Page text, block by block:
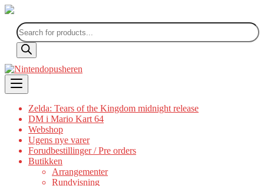
Products
search
Skip
to
content
Zelda: Tears of the Kingdom midnight release
DM i Mario Kart 64
Webshop
Ugens nye varer
Forudbestillinger / Pre orders
Butikken
Arrangementer
Rundvisning